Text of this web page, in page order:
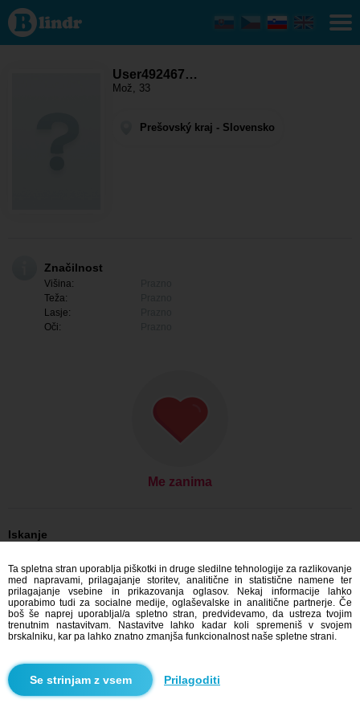
User492467131
- On išče
nekoga
Prešovský kraj
User492467…
Mož, 33
Prešovský kraj - Slovensko
Značilnost
Višina:
Teža:
Lasje:
Oči:
Me zanima
Iskanje
On išče njo: Moški, 33
On išče njo: Moški, 33 - Slovensko
On išče njo: Moški, 33 - Prešovský kraj
On išče njo: Moški, 33 - Prešov
Zmenkovati Slovensko
Zmenkovati Prešovský kraj
Zmenkovati Prešov
Blindr aplikacije
Ta spletna stran uporablja piškotki in druge sledilne tehnologije za razlikovanje
med napravami, prilagajanje storitev, analitične in statistične namene ter
prilagajanje vsebine in prikazovanja oglasov. Nekaj informacije lahko
uporabimo tudi za socialne medije, oglaševalske in analitične partnerje. Če
boš še naprej uporabljal/a spletno stran, predvidevamo, da ustreza tvojim
trenutnim nastavitvam. Nastavitve lahko kadar koli spremeniš v svojem
brskalniku, kar pa lahko znatno zmanjša funkcionalnost naše spletne strani.
Prilagoditi